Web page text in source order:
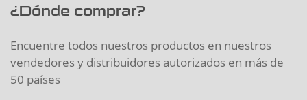
¿Dónde comprar?
Encuentre todos nuestros productos en nuestros
vendedores y distribuidores autorizados en más de
50 países